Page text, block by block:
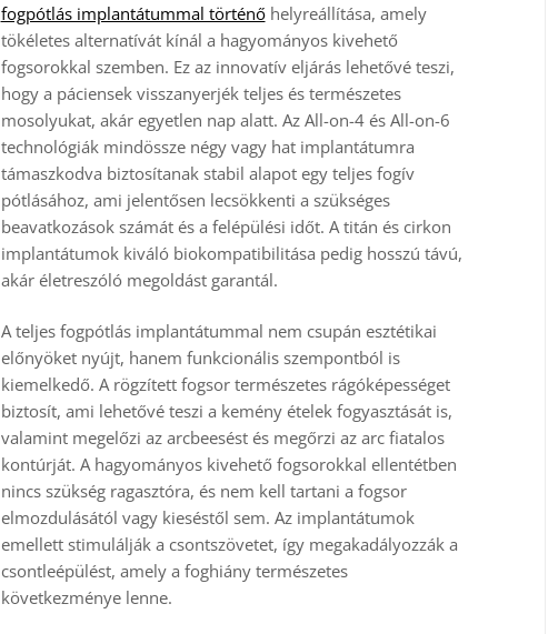
fogpótlás implantátummal történőhelyreállítása, amely
tökéletes alternatívát kínál a hagyományos kivehető
fogsorokkal szemben. Ez az innovatív eljárás lehetővé teszi,
hogy a páciensek visszanyerjék teljes és természetes
mosolyukat, akár egyetlen nap alatt. Az All-on-4 és All-on-6
technológiák mindössze négy vagy hat implantátumra
támaszkodva biztosítanak stabil alapot egy teljes fogív
pótlásához, ami jelentősen lecsökkenti a szükséges
beavatkozások számát és a felépülési időt. A titán és cirkon
implantátumok kiváló biokompatibilitása pedig hosszú távú,
akár életreszóló megoldást garantál.
A teljes fogpótlás implantátummal nem csupán esztétikai
előnyöket nyújt, hanem funkcionális szempontból is
kiemelkedő. A rögzített fogsor természetes rágóképességet
biztosít, ami lehetővé teszi a kemény ételek fogyasztását is,
valamint megelőzi az arcbeesést és megőrzi az arc fiatalos
kontúrját. A hagyományos kivehető fogsorokkal ellentétben
nincs szükség ragasztóra, és nem kell tartani a fogsor
elmozdulásától vagy kieséstől sem. Az implantátumok
emellett stimulálják a csontszövetet, így megakadályozzák a
csontleépülést, amely a foghiány természetes
következménye lenne.